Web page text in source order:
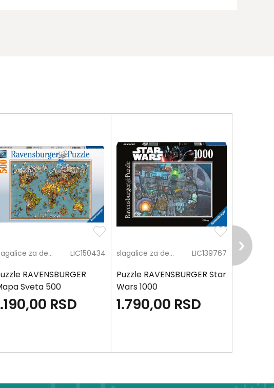
slagalice za decu LIC150434
RAVENSBURGER
Sveta 500
RSD
slagalice za decu LIC139767
Puzzle RAVENSBURGER Star
Wars 1000
1.790,00 RSD